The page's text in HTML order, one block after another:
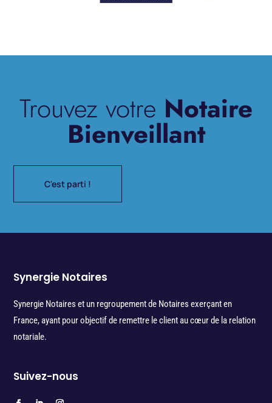
Trouvez votre Notaire
Bienveillant
C'est parti !
Synergie Notaires
Synergie Notaires et un regroupement de Notaires exerçant en
France, ayant pour objectif de remettre le client au cœur de la relation
notariale.
Suivez-nous